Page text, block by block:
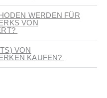
WERDEN FÜR
VON
VON
KAUFEN?